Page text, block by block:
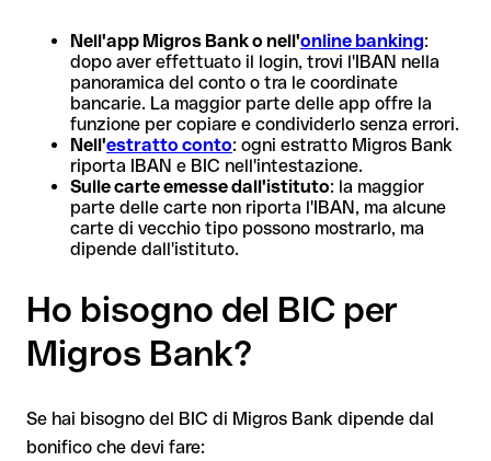
Nell'app Migros Bank o nell'online banking:
dopo aver effettuato il login, trovi l'IBAN nella
panoramica del conto o tra le coordinate
bancarie. La maggior parte delle app offre la
funzione per copiare e condividerlo senza errori.
Nell'estratto conto: ogni estratto Migros Bank
riporta IBAN e BIC nell'intestazione.
Sulle carte emesse dall'istituto: la maggior
parte delle carte non riporta l'IBAN, ma alcune
carte di vecchio tipo possono mostrarlo, ma
dipende dall'istituto.
Ho bisogno del BIC per
Migros Bank?
Se hai bisogno del BIC di Migros Bank dipende dal
bonifico che devi fare: